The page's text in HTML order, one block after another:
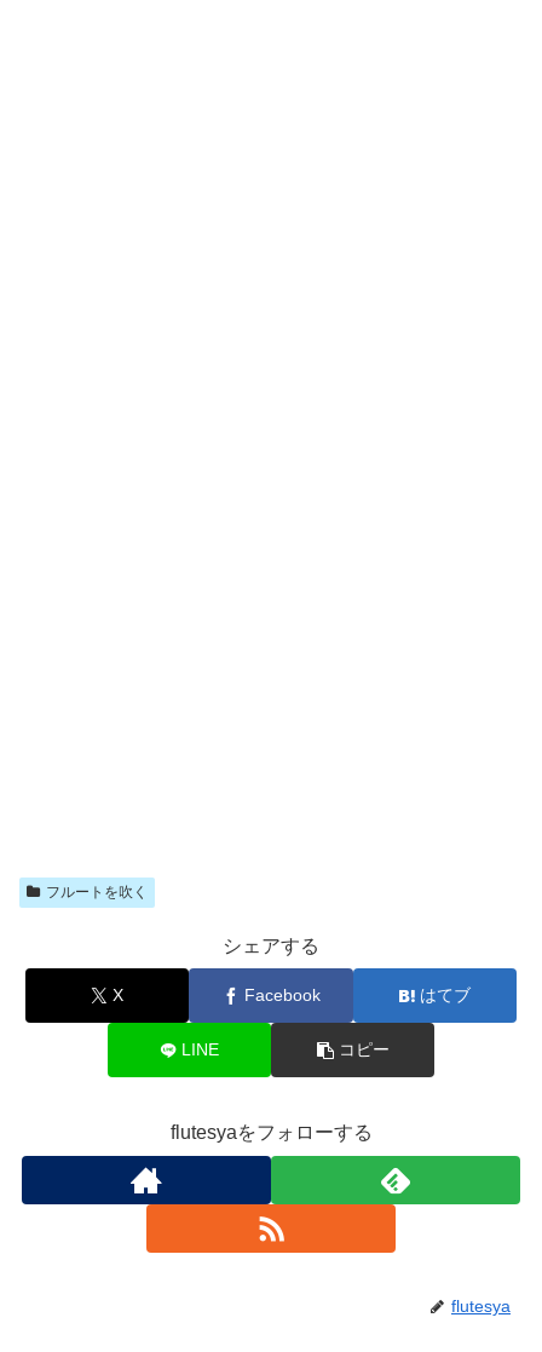
フルートを吹く
シェアする
X Facebook はてブ
LINE コピー
flutesyaをフォローする
flutesya